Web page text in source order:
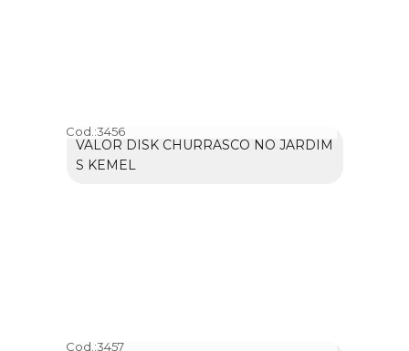
Cod.:3456
VALOR DISK CHURRASCO NO JARDIM
S KEMEL
Cod.:3457